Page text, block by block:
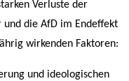
Verluste der
die AfD im Endeffekt
wirkenden Faktoren:
und ideologischen